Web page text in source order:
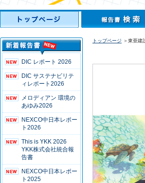
DIC レポート 2026
DIC サステナビリテ
ィレポート2026
メロディアン 環境の
あゆみ2026
NEXCO中日本レポー
ト2026
This is YKK 2026
YKK株式会社統合報
告書
NEXCO中日本レポー
ト2025
トップページ ＞東亜建